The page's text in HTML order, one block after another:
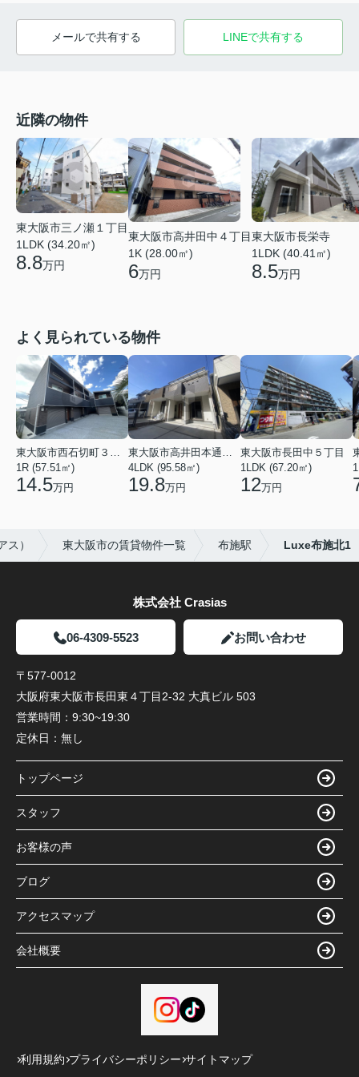
メールで共有する LINEで共有する
近隣の物件
東大阪市三ノ瀬１丁目
1LDK (34.20㎡)
8.8万円
東大阪市高井田中４丁目
1K (28.00㎡)
6万円
東大阪市長栄寺
1LDK (40.41㎡)
8.5万円
よく見られている物件
東大阪市西石切町３丁目
1R (57.51㎡)
14.5万円
東大阪市高井田本通２丁目
4LDK (95.58㎡)
19.8万円
東大阪市長田中５丁目
1LDK (67.20㎡)
12万円
） 東大阪市の賃貸物件一覧 布施駅 Luxe布施北1
株式会社 Crasias
06-4309-5523 お問い合わせ
〒577-0012
大阪府東大阪市長田東４丁目2-32 大真ビル 503
営業時間： 9:30~19:30
定休日： 無し
トップページ
スタッフ
お客様の声
ブログ
アクセスマップ
会社概要
利用規約 プライバシーポリシー サイトマップ